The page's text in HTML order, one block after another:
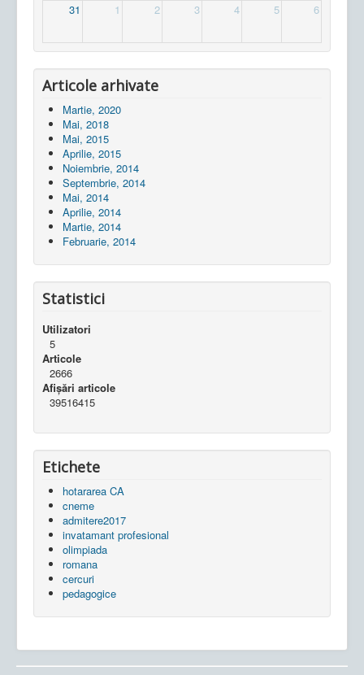
31 1 2 3 4 5 6
Articole arhivate
Martie, 2020
Mai, 2018
Mai, 2015
Aprilie, 2015
Noiembrie, 2014
Septembrie, 2014
Mai, 2014
Aprilie, 2014
Martie, 2014
Februarie, 2014
Statistici
Utilizatori
5
Articole
2666
Afișări articole
39516415
Etichete
hotararea CA
cneme
admitere2017
invatamant profesional
olimpiada
romana
cercuri
pedagogice